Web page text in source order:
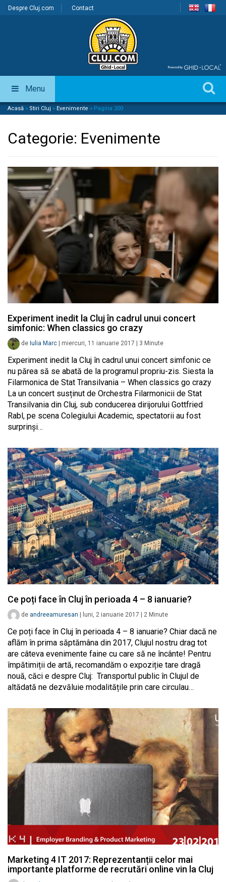
Despre Cluj.com Contact
Menu
Acasă » Stiri Cluj » Evenimente » Pagina 200
Categorie: Evenimente
Experiment inedit la Cluj în cadrul unui concert
simfonic: When classics go crazy
de Iulia Marc miercuri, 11 ianuarie 2017 3 Minute
Experiment inedit la Cluj în cadrul unui concert simfonic ce
nu părea să se abată de la programul propriu-zis. Siesta la
Filarmonica de Stat Transilvania – When classics go crazy
La un concert susținut de Orchestra Filarmonicii de Stat
Transilvania din Cluj, sub conducerea dirijorului Gottfried
Rabl, pe scena Colegiului Academic, spectatorii au fost
surprinși…
Ce poți face în Cluj în perioada 4 – 8 ianuarie?
de andreeamuresan luni, 2 ianuarie 2017 2 Minute
Ce poți face în Cluj în perioada 4 – 8 ianuarie? Chiar dacă ne
aflăm în prima săptămâna din 2017, Clujul nostru drag tot
are câteva evenimente faine cu care să ne încânte! Pentru
împătimiții de artă, recomandăm o expoziție tare dragă
nouă, căci e despre Cluj: Transportul public în Clujul de
altădată ne dezvăluie modalitățile prin care circulau…
Marketing 4 IT 2017: Reprezentanții celor mai
importante platforme de recrutări online vin la Cluj